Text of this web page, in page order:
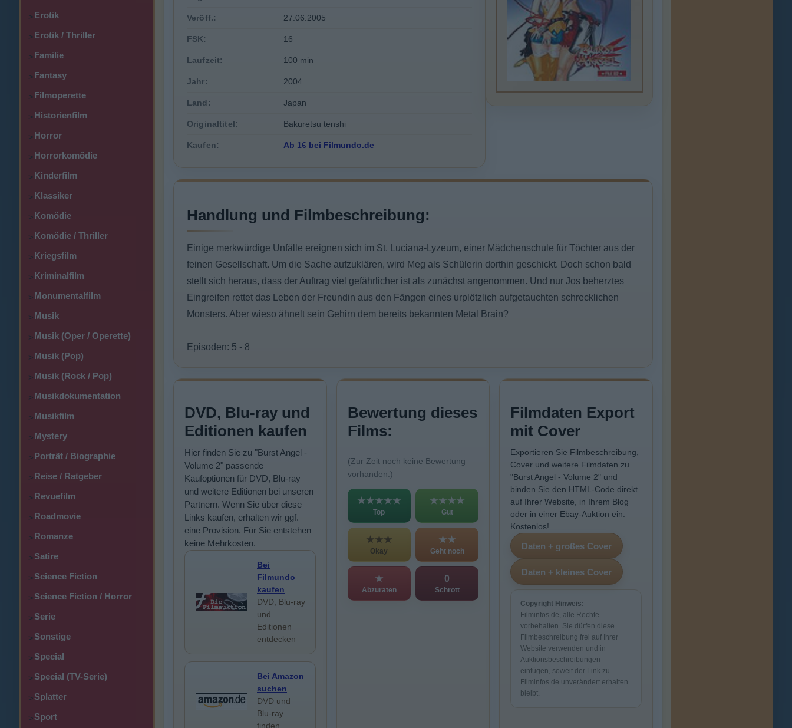
>Erotik
>Erotik / Thriller
>Familie
>Fantasy
>Filmoperette
>Historienfilm
>Horror
>Horrorkomödie
>Kinderfilm
>Klassiker
>Komödie
>Komödie / Thriller
>Kriegsfilm
>Kriminalfilm
>Monumentalfilm
>Musik
>Musik (Oper / Operette)
>Musik (Pop)
>Musik (Rock / Pop)
>Musikdokumentation
>Musikfilm
>Mystery
>Porträt / Biographie
>Reise / Ratgeber
>Revuefilm
>Roadmovie
>Romanze
>Satire
>Science Fiction
>Science Fiction / Horror
>Serie
>Sonstige
>Special
>Special (TV-Serie)
>Splatter
>Sport
Veröff.: 27.06.2005
FSK: 16
Laufzeit: 100 min
Jahr: 2004
Land: Japan
Originaltitel: Bakuretsu tenshi
Kaufen: Ab 1€ bei Filmundo.de
Handlung und Filmbeschreibung:
Einige merkwürdige Unfälle ereignen sich im St. Luciana-Lyzeum, einer Mädchenschule für Töchter aus der
feinen Gesellschaft. Um die Sache aufzuklären, wird Meg als Schülerin dorthin geschickt. Doch schon bald
stellt sich heraus, dass der Auftrag viel gefährlicher ist als zunächst angenommen. Und nur Jos beherztes
Eingreifen rettet das Leben der Freundin aus den Fängen eines urplötzlich aufgetauchten schrecklichen
Monsters. Aber wieso ähnelt sein Gehirn dem bereits bekannten Metal Brain?
Episoden: 5 - 8
DVD, Blu-ray und
Editionen kaufen
Hier finden Sie zu "Burst Angel -
Volume 2" passende
Kaufoptionen für DVD, Blu-ray
und weitere Editionen bei unseren
Partnern. Wenn Sie über diese
Links kaufen, erhalten wir ggf.
eine Provision. Für Sie entstehen
keine Mehrkosten.
Bei
Filmundo
kaufen
DVD, Blu-ray
und
Editionen
entdecken
Bei Amazon
suchen
DVD und
Blu-ray
finden
Bewertung dieses
Films:
(Zur Zeit noch keine Bewertung
vorhanden.)
★★★★★
Top
★★★★
Gut
★★★
Okay
★★
Geht noch
★
Abzuraten
0
Schrott
Filmdaten Export
mit Cover
Exportieren Sie Filmbeschreibung,
Cover und weitere Filmdaten zu
"Burst Angel - Volume 2" und
binden Sie den HTML-Code direkt
auf Ihrer Website, in Ihrem Blog
oder in einer Ebay-Auktion ein.
Kostenlos!
Copyright Hinweis:
Filminfos.de, alle Rechte
vorbehalten. Sie dürfen diese
Filmbeschreibung frei auf Ihrer
Website verwenden und in
Auktionsbeschreibungen
einfügen, soweit der Link zu
Filminfos.de unverändert erhalten
bleibt.